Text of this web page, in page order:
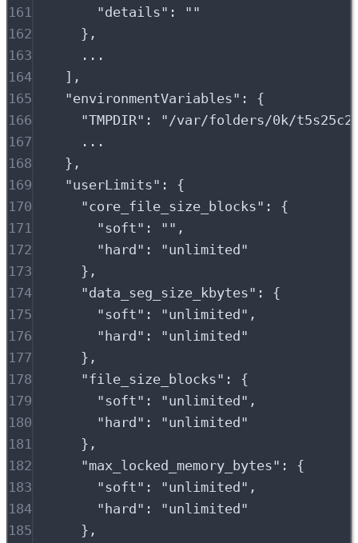
161
"details" :
""
162
},
163
...
164
],
165
"environmentVariables" :
{
166
"TMPDIR" : " /var/folders/0k/
167
...
168
},
169
"userLimits" :
{
170
"core_file_size_blocks" :
{
171
"soft" : "" ,
172
" hard " : "unlimited "
173
},
174
"data_seg_size_kbytes" :
{
175
"soft" : "unlimited " ,
176
" hard " : "unlimited "
177
},
178
"file_size_blocks" :
{
179
"soft" : "unlimited " ,
180
" hard " : "unlimited "
181
},
182
"max_locked_memory_bytes" :
{
183
"soft" : "unlimited " ,
184
" hard " : "unlimited "
185
},